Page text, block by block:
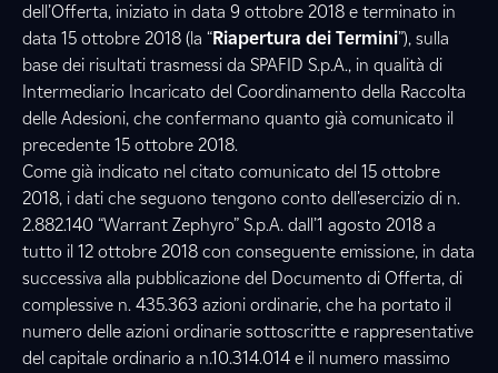
dell’Offerta, iniziato in data 9 ottobre 2018 e terminato in
data 15 ottobre 2018 (la “Riapertura dei Termini”), sulla
base dei risultati trasmessi da SPAFID S.p.A., in qualità di
Intermediario Incaricato del Coordinamento della Raccolta
delle Adesioni, che confermano quanto già comunicato il
precedente 15 ottobre 2018.
Come già indicato nel citato comunicato del 15 ottobre
2018, i dati che seguono tengono conto dell’esercizio di n.
2.882.140 “Warrant Zephyro” S.p.A. dall’1 agosto 2018 a
tutto il 12 ottobre 2018 con conseguente emissione, in data
successiva alla pubblicazione del Documento di Offerta, di
complessive n. 435.363 azioni ordinarie, che ha portato il
numero delle azioni ordinarie sottoscritte e rappresentative
del capitale ordinario a n.10.314.014 e il numero massimo